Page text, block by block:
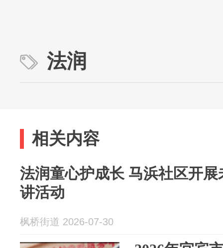
法润
相关内容
法润童心护成长 马浜社区开
讲活动
枫桥街道 2026-07-30